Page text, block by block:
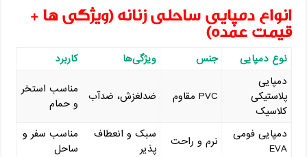
انواع دمپایی ساحلی زنانه (ویژگی ‌ها +
قیمت عمده)
نوع دمپایی جنس ویژگی‌ها
کاربرد
دمپایی
پلاستیکی
کلاسیک
PVC مقاوم ضدلغزش، ضدآب
مناسب استخر
و حمام
دمپایی فومی
EVA
نرم و راحت
سبک و انعطاف‌
پذیر
مناسب سفر و
ساحل